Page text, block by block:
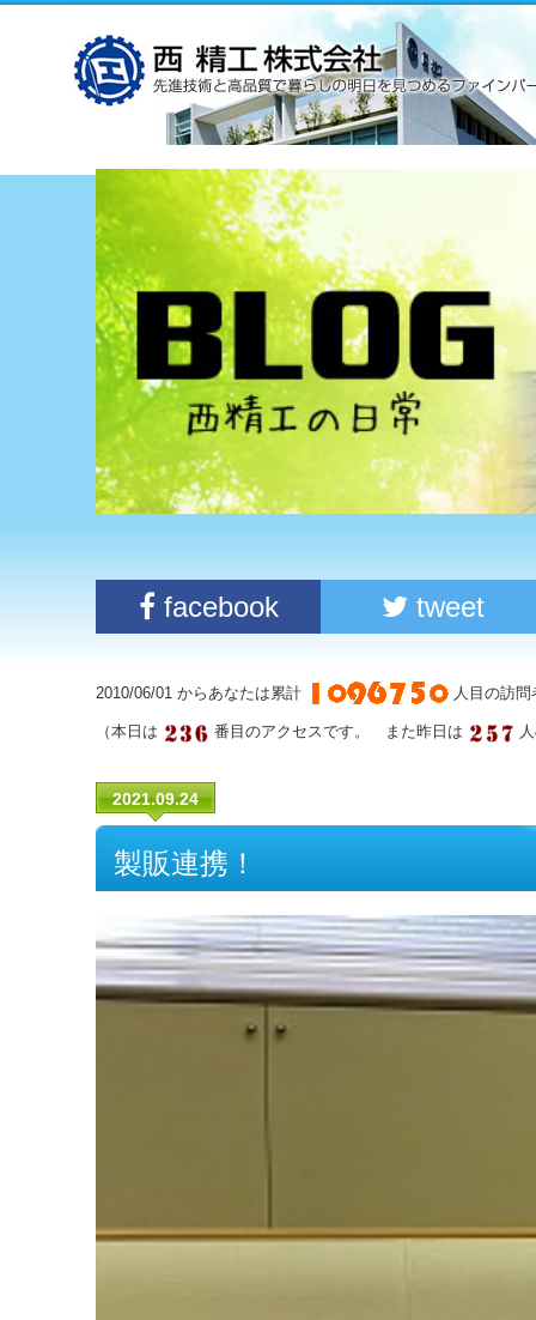
facebook tweet
2010/06/01 からあなたは累計 人目の訪
（本日は 番目のアクセスです。 また昨日は
2021.09.24
製販連携！